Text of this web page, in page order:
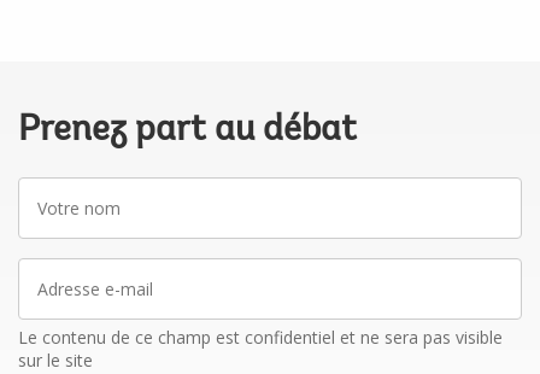
Prenez part au débat
nom
mail
Le contenu de ce champ est confidentiel et ne sera pas visible
sur le site